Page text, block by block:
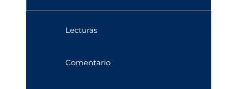
Lecturas
Comentario